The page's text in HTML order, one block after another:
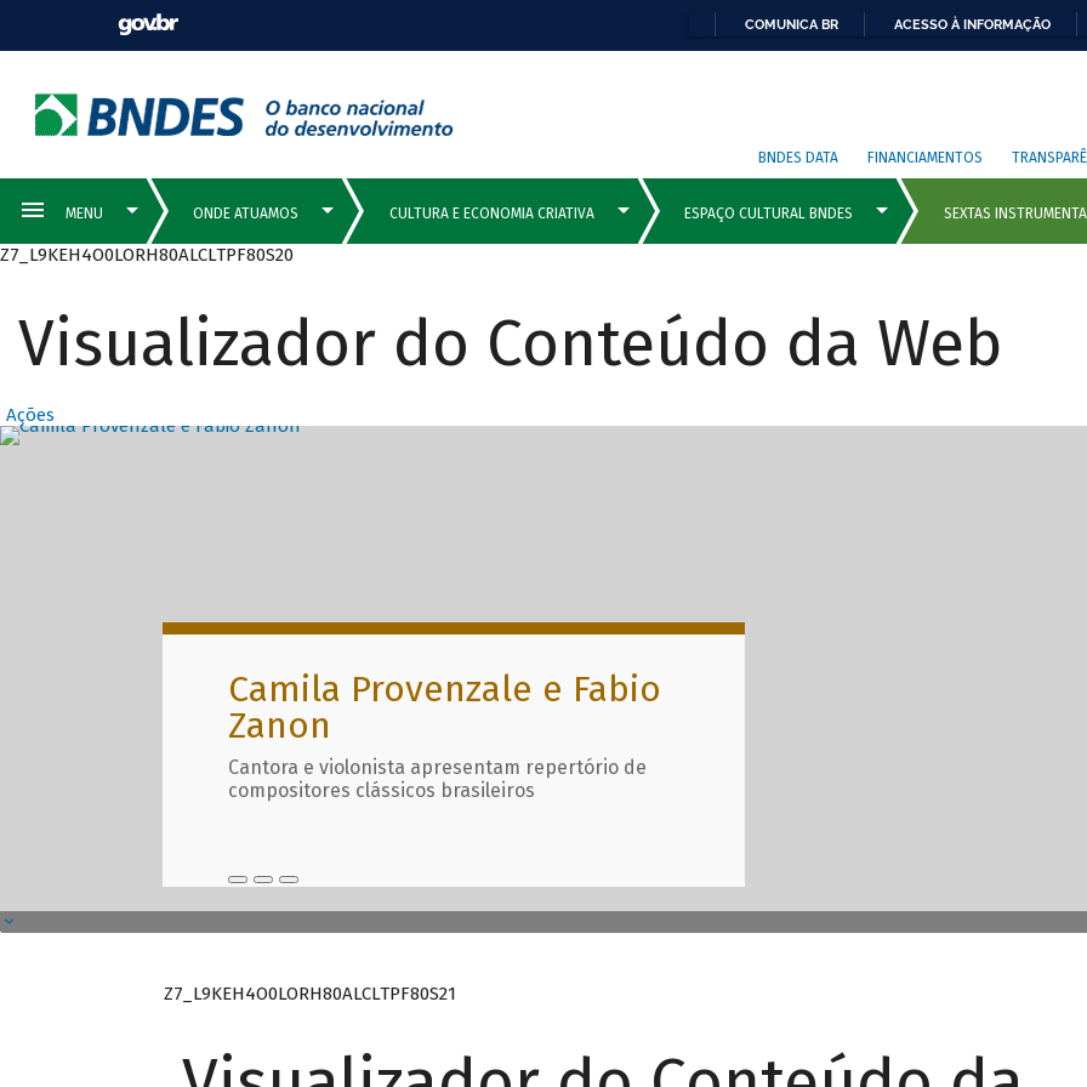
COMUNICA BR ACESSO À INFORMAÇÃO
BNDES DATA FINANCIAMENTOS
Z7_L9KEH4O0LORH80ALCLTPF80S20
Visualizador do Conteúdo da Web
Ações
Destaques Principais com
Camila Provenzale e Fabio
Zanon
Cantora e violonista apresentam repertório de
compositores clássicos brasileiros
Z7_L9KEH4O0LORH80ALCLTPF80S21